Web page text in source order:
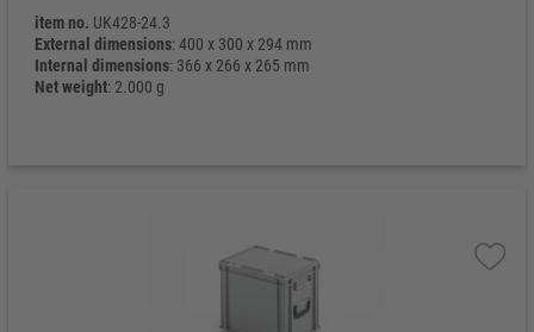
item no. UK428-24.3
External dimensions: 400 x 300 x 294 mm
Internal dimensions: 366 x 266 x 265 mm
Net weight: 2.000 g